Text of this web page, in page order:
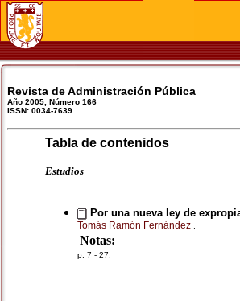
Revista de Administración Pública
Año 2005, Número 166
ISSN: 0034-7639
Tabla de contenidos
Estudios
Por una nueva ley de
Tomás Ramón Fernández
Notas:
p. 7 - 27.